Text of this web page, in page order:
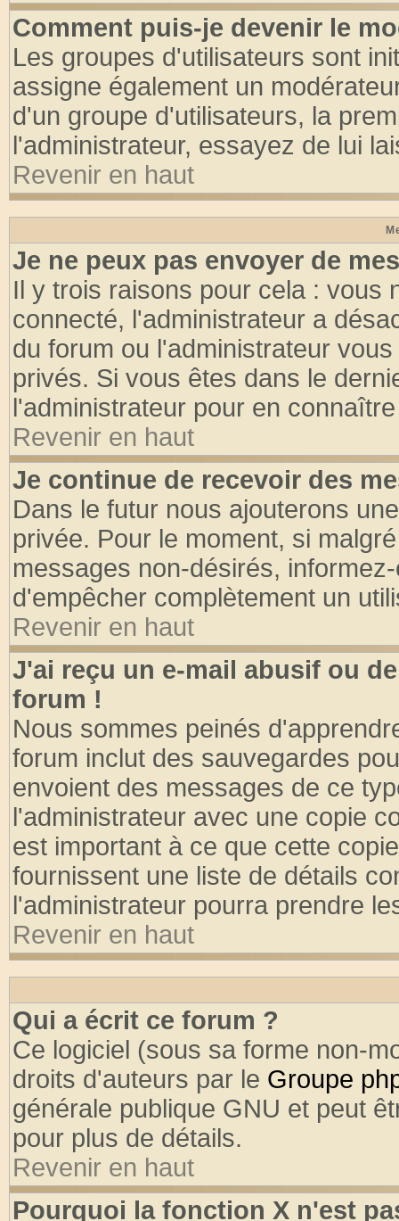
Comment puis-je devenir le
Les groupes d'utilisateurs sont
assigne également un
d'un groupe d'utilisateurs, la
l'administrateur, essayez de lui
Revenir en haut
Je ne peux pas envoyer de
Il y trois raisons pour cela : vous
connecté, l'administrateur a
du forum ou l'administrateur
privés. Si vous êtes dans le
l'administrateur pour en
Revenir en haut
Je continue de recevoir des
Dans le futur nous ajouterons
privée. Pour le moment, si
messages non-désirés,
d'empêcher complètement un
Revenir en haut
J'ai reçu un e-mail abusif ou
forum !
Nous sommes peinés
forum inclut des sauvegardes
envoient des messages de ce
l'administrateur avec une copie
est important à ce que cette
fournissent une liste de détails
l'administrateur pourra prendre
Revenir en haut
Qui a écrit ce forum ?
Ce logiciel (sous sa forme non-
droits d'auteurs par le Groupe
générale publique GNU et peut
pour plus de détails.
Revenir en haut
Pourquoi la fonction X n'est